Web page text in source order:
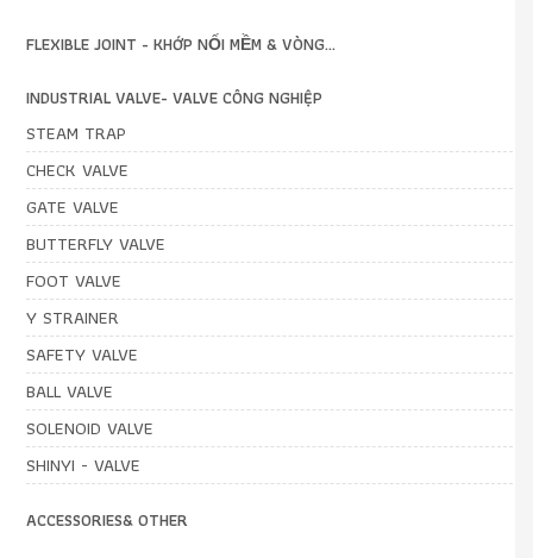
FLEXIBLE JOINT - KHỚP NỐI MỀM & VÒNG...
INDUSTRIAL VALVE- VALVE CÔNG NGHIỆP
STEAM TRAP
CHECK VALVE
GATE VALVE
BUTTERFLY VALVE
FOOT VALVE
Y STRAINER
SAFETY VALVE
BALL VALVE
SOLENOID VALVE
SHINYI - VALVE
ACCESSORIES& OTHER